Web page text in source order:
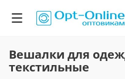
Вешалки для
текстильные